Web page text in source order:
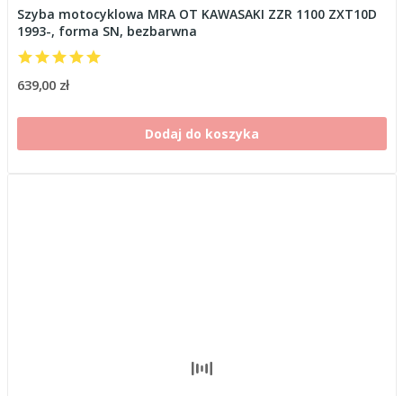
Szyba motocyklowa MRA OT KAWASAKI ZZR 1100 ZXT10D
1993-, forma SN, bezbarwna
639,00 zł
Dodaj do koszyka